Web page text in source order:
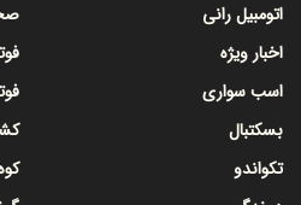
اتومبیل رانی
اخبار ویژه
اسب سواری
بسکتبال
تکواندو